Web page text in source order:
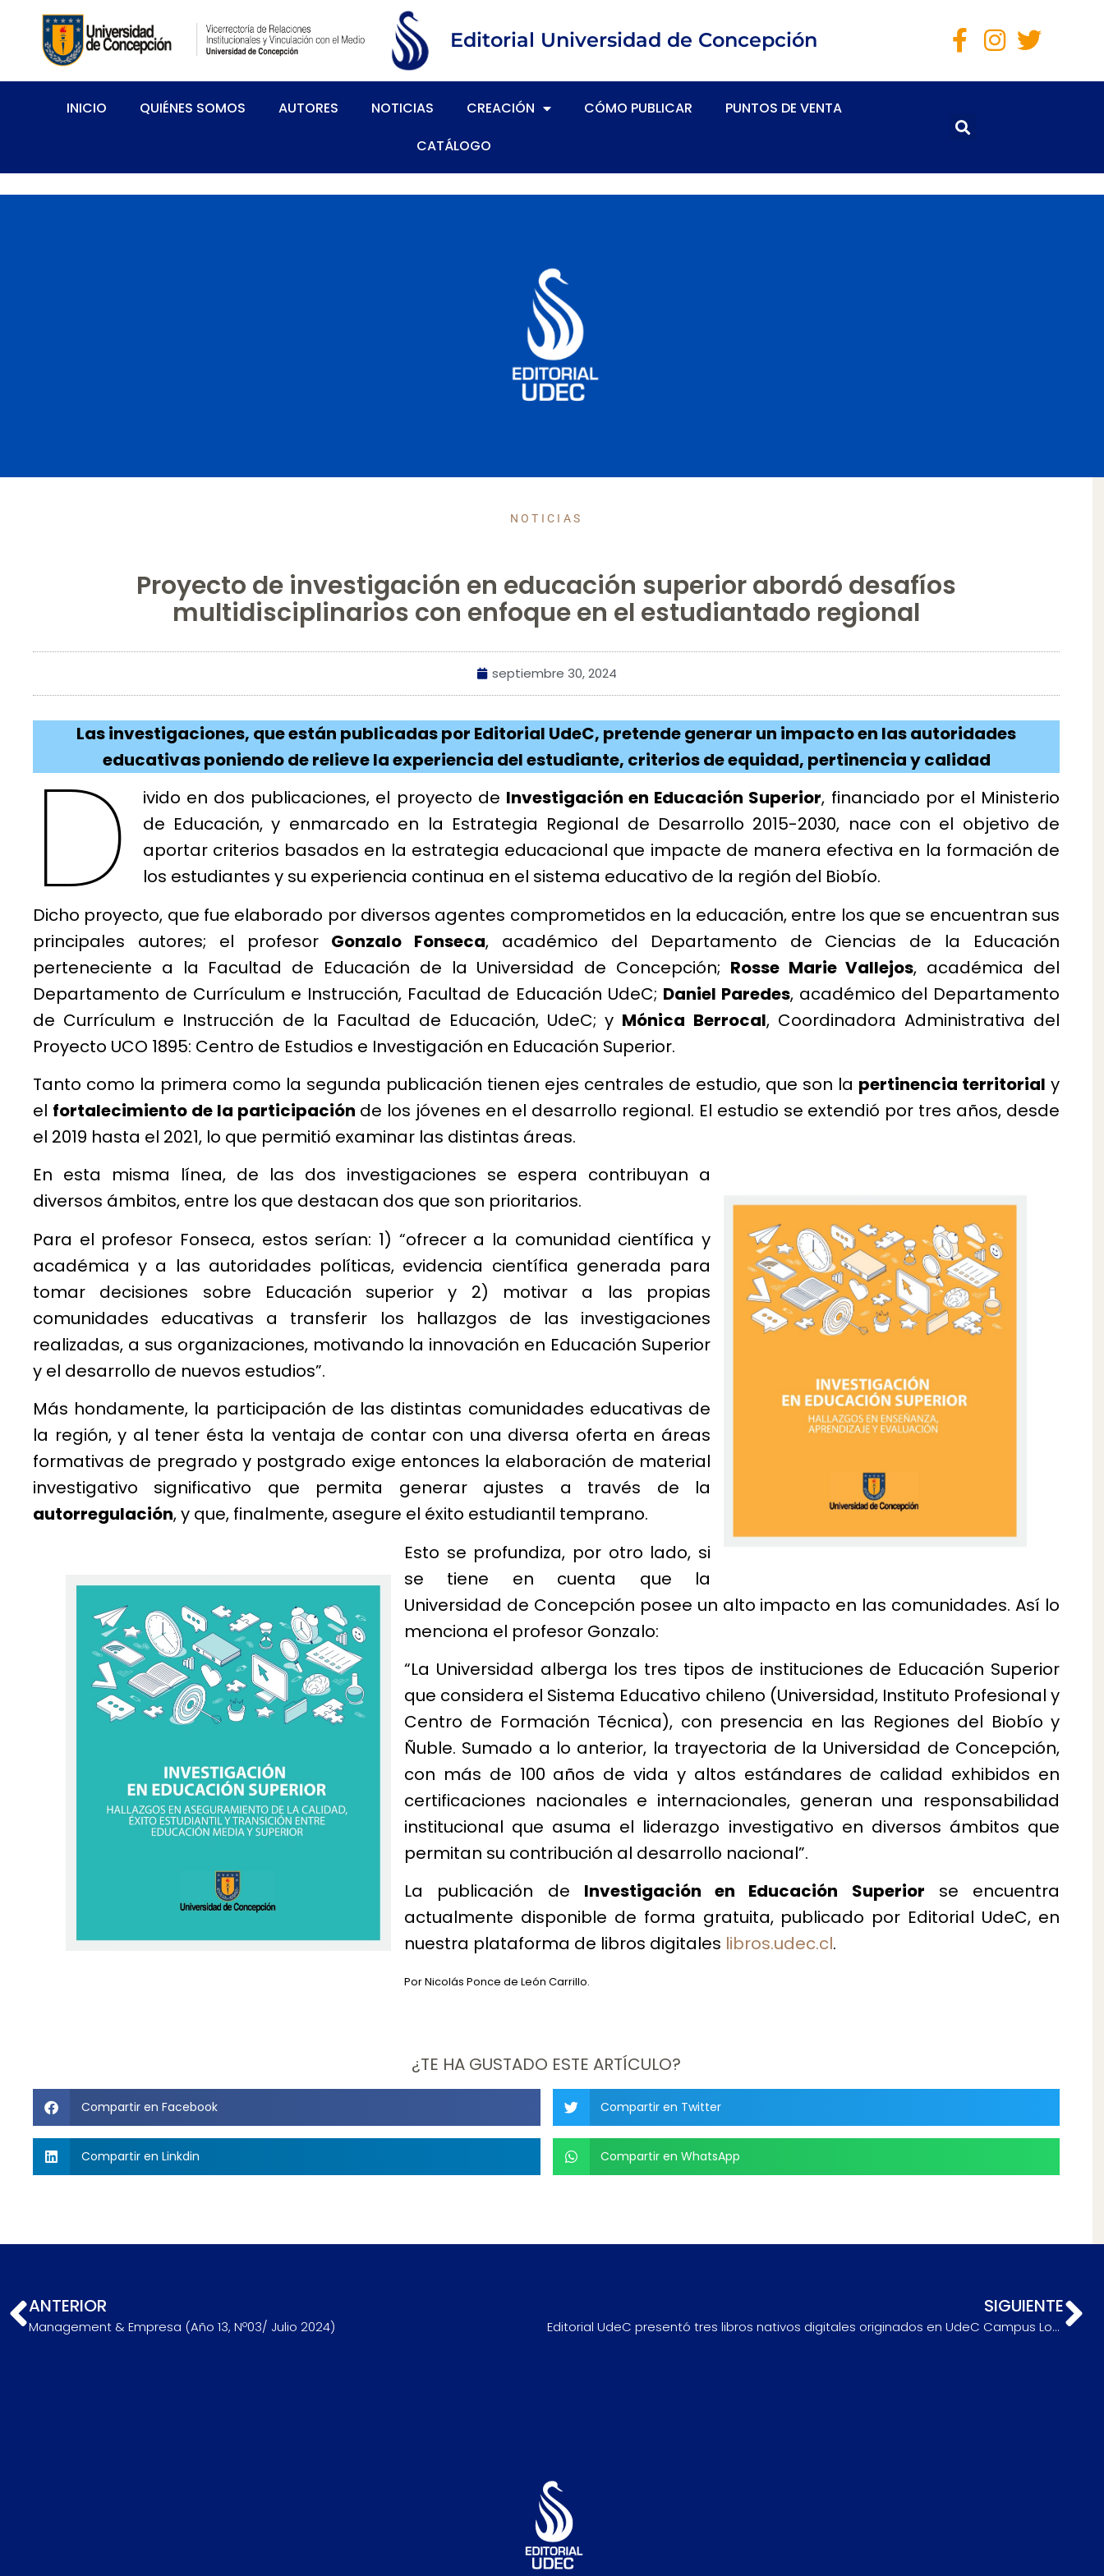
Editorial Universidad de Concepción
INICIO QUIÉNES SOMOS AUTORES NOTICIAS CREACIÓN CÓMO PUBLICAR
PUNTOS DE VENTA
CATÁLOGO
NOTICIAS
Proyecto de investigación en educación superior abordó desafíos
multidisciplinarios con enfoque en el estudiantado regional
septiembre 30, 2024
Las investigaciones, que están publicadas por Editorial UdeC, pretende generar un impacto en las autoridades
educativas poniendo de relieve la experiencia del estudiante, criterios de equidad, pertinencia y calidad
D ivido en dos publicaciones, el proyecto de Investigación en Educación Superior, financiado por el Ministerio
de Educación, y enmarcado en la Estrategia Regional de Desarrollo 2015-2030, nace con el objetivo de
aportar criterios basados en la estrategia educacional que impacte de manera efectiva en la formación de
los estudiantes y su experiencia continua en el sistema educativo de la región del Biobío.
Dicho proyecto, que fue elaborado por diversos agentes comprometidos en la educación, entre los que se encuentran sus
principales autores; el profesor Gonzalo Fonseca, académico del Departamento de Ciencias de la Educación
perteneciente a la Facultad de Educación de la Universidad de Concepción; Rosse Marie Vallejos, académica del
Departamento de Currículum e Instrucción, Facultad de Educación UdeC; Daniel Paredes, académico del Departamento
de Currículum e Instrucción de la Facultad de Educación, UdeC; y Mónica Berrocal, Coordinadora Administrativa del
Proyecto UCO 1895: Centro de Estudios e Investigación en Educación Superior.
Tanto como la primera como la segunda publicación tienen ejes centrales de estudio, que son la pertinencia territorial y
el fortalecimiento de la participación de los jóvenes en el desarrollo regional. El estudio se extendió por tres años, desde
el 2019 hasta el 2021, lo que permitió examinar las distintas áreas.
En esta misma línea, de las dos investigaciones se espera contribuyan a
diversos ámbitos, entre los que destacan dos que son prioritarios.
Para el profesor Fonseca, estos serían: 1) “ofrecer a la comunidad científica y
académica y a las autoridades políticas, evidencia científica generada para
tomar decisiones sobre Educación superior y 2) motivar a las propias
comunidades educativas a transferir los hallazgos de las investigaciones
realizadas, a sus organizaciones, motivando la innovación en Educación Superior
y el desarrollo de nuevos estudios”.
Más hondamente, la participación de las distintas comunidades educativas de
la región, y al tener ésta la ventaja de contar con una diversa oferta en áreas
formativas de pregrado y postgrado exige entonces la elaboración de material
investigativo significativo que permita generar ajustes a través de la
autorregulación, y que, finalmente, asegure el éxito estudiantil temprano.
Esto se profundiza, por otro lado, si
se tiene en cuenta que la
Universidad de Concepción posee un alto impacto en las comunidades. Así lo
menciona el profesor Gonzalo:
“La Universidad alberga los tres tipos de instituciones de Educación Superior
que considera el Sistema Educativo chileno (Universidad, Instituto Profesional y
Centro de Formación Técnica), con presencia en las Regiones del Biobío y
Ñuble. Sumado a lo anterior, la trayectoria de la Universidad de Concepción,
con más de 100 años de vida y altos estándares de calidad exhibidos en
certificaciones nacionales e internacionales, generan una responsabilidad
institucional que asuma el liderazgo investigativo en diversos ámbitos que
permitan su contribución al desarrollo nacional”.
La publicación de Investigación en Educación Superior se encuentra
actualmente disponible de forma gratuita, publicado por Editorial UdeC, en
nuestra plataforma de libros digitales libros.udec.cl.
Por Nicolás Ponce de León Carrillo.
¿TE HA GUSTADO ESTE ARTÍCULO?
Compartir en Facebook Compartir en Twitter
Compartir en Linkdin Compartir en WhatsApp
ANTERIOR
Management & Empresa (Año 13, Nº03/ Julio 2024)
SIGUIENTE
Editorial UdeC presentó tres libros nativos digitales originados en UdeC Campus Los Ángeles